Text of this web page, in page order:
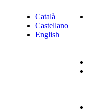
Català
Castellano
English